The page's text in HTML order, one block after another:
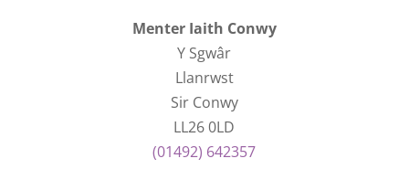
Menter Iaith Conwy
Y Sgwâr
Llanrwst
Sir Conwy
LL26 0LD
(01492) 642357